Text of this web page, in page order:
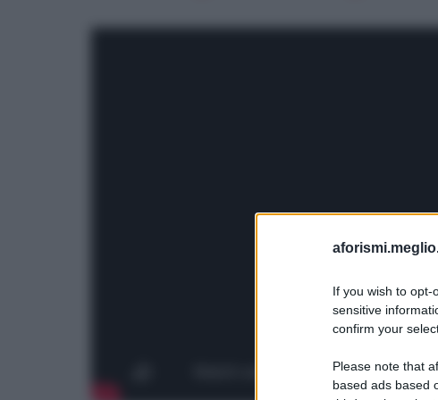
If you wish to
sensitive
confirm your
Please note that
based ads based